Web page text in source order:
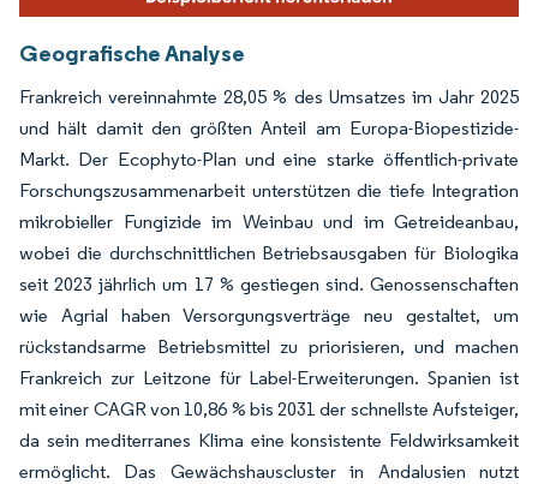
Geografische Analyse
Frankreich vereinnahmte 28,05 % des Umsatzes im Jahr 2025
und hält damit den größten Anteil am Europa-Biopestizide-
Markt. Der Ecophyto-Plan und eine starke öffentlich-private
Forschungszusammenarbeit unterstützen die tiefe Integration
mikrobieller Fungizide im Weinbau und im Getreideanbau,
wobei die durchschnittlichen Betriebsausgaben für Biologika
seit 2023 jährlich um 17 % gestiegen sind. Genossenschaften
wie Agrial haben Versorgungsverträge neu gestaltet, um
rückstandsarme Betriebsmittel zu priorisieren, und machen
Frankreich zur Leitzone für Label-Erweiterungen. Spanien ist
mit einer CAGR von 10,86 % bis 2031 der schnellste Aufsteiger,
da sein mediterranes Klima eine konsistente Feldwirksamkeit
ermöglicht. Das Gewächshauscluster in Andalusien nutzt